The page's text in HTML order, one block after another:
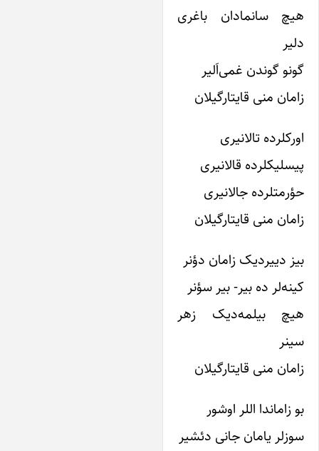
سانمادان باغری
گوندن غمی‌اَلیر
منی قایتارگیلان
تالانیری
قالانیری
جالانیری
منی قایتارگیلان
دییردیک زامان دؤنر
ده بیر- بیر سؤنر
بیلمه‌دیک زهر
منی قایتارگیلان
زاماندا اللر اوشور
یامان جانی دئشیر